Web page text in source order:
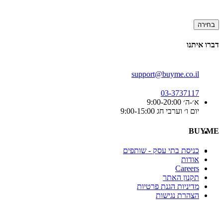
בחירה
דברו איתנו
support@buyme.co.il
03-3737117
א׳-ה׳ 9:00-20:00
יום ו׳ וערבי חג 9:00-15:00
BUYME
כניסת בתי עסק - שותפים
אודות
Careers
תקנון האתר
מדיניות הגנת פרטיות
הצהרת נגישות